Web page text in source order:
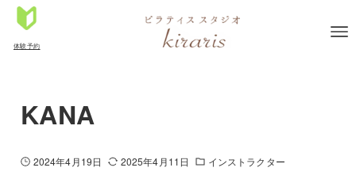
体験予約
KANA
2024年4月19日 2025年4月11日 インストラクター